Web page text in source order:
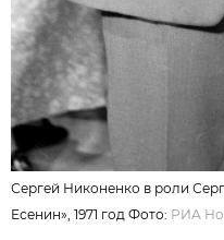
Сергей Никоненко в роли
Есенин», 1971 год Фото: РИА